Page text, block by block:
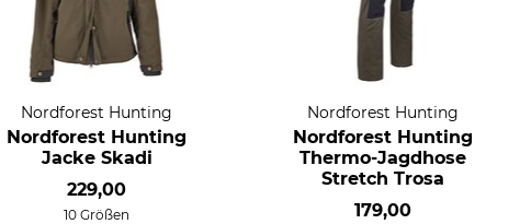
Nordforest Hunting
Nordforest Hunting
Jacke Skadi
229,00
10 Größen
Nordforest Hunting
Nordforest Hunting
Thermo-Jagdhose
Stretch Trosa
179,00